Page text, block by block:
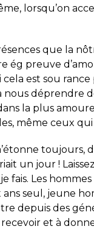
lorsqu’on
que la
ég preuve
est sou rance
déprendre
la plus
même ceux
toujours,
un jour !
fais. Les
seul, jeune
depuis des
et à